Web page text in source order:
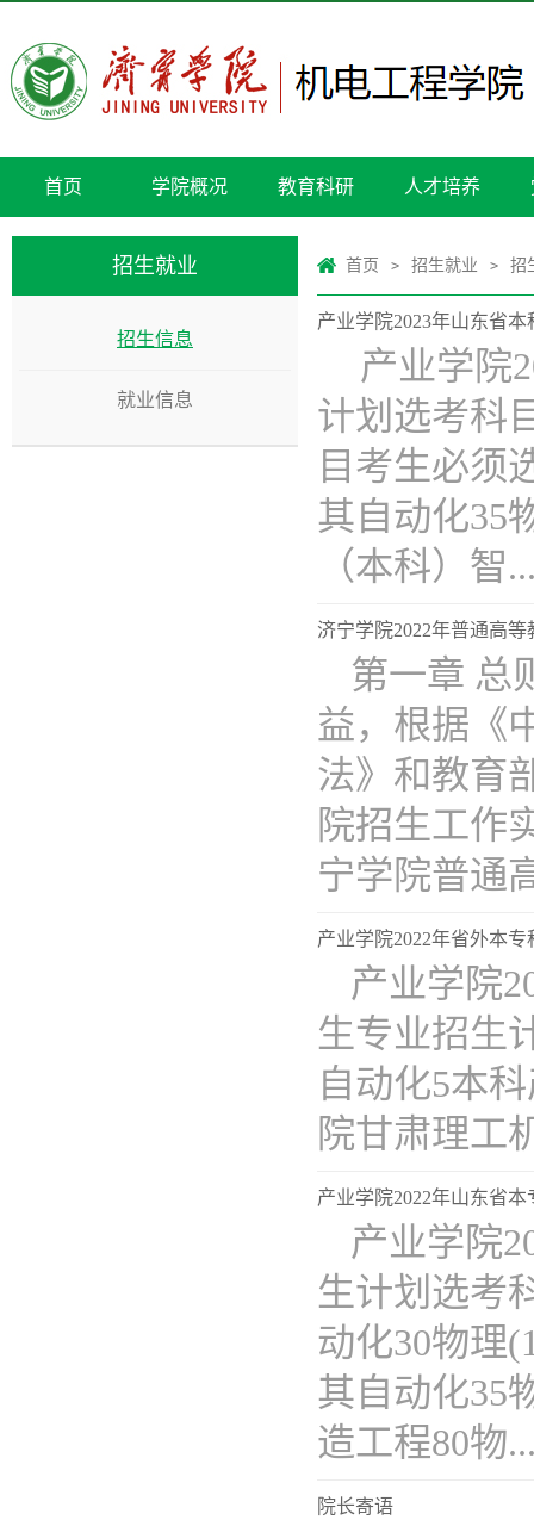
首页 学院概况 教育科研 人才培养
招生就业
招生信息
就业信息
首页 > 招生就业 > 招
产业学院2023年山东省
产业学院
计划选考科
目考生必须
其自动化35
（本科）智
济宁学院2022年普通高
第一章 总
益，根据《
法》和教育
院招生工作
宁学院普通
产业学院2022年省外本
产业学院
生专业招生
自动化5本
院甘肃理工
产业学院2022年山东省
产业学院
生计划选考
动化30物理
其自动化35
造工程80物
院长寄语